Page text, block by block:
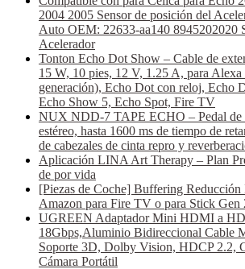
2004 2005 Sensor de posición del
Auto OEM: 22633-aa140 8945202020
Acelerador
Tonton Echo Dot Show – Cable de
15 W, 10 pies, 12 V, 1.25 A, para Alexa
generación), Echo Dot con reloj, Echo
Echo Show 5, Echo Spot, Fire TV
NUX NDD-7 TAPE ECHO – Pedal de
estéreo, hasta 1600 ms de tiempo de
de cabezales de cinta repro y
Aplicación LINA Art Therapy – Plan
de por vida
[Piezas de Coche] Buffering
Amazon para Fire TV o para Stick Gen
UGREEN Adaptador Mini HDMI a
18Gbps,Aluminio Bidireccional Cable
Soporte 3D, Dolby Vision, HDCP 2.2,
Cámara Portátil